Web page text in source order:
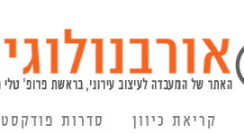
קריאת כיוון סדרות פודקסט